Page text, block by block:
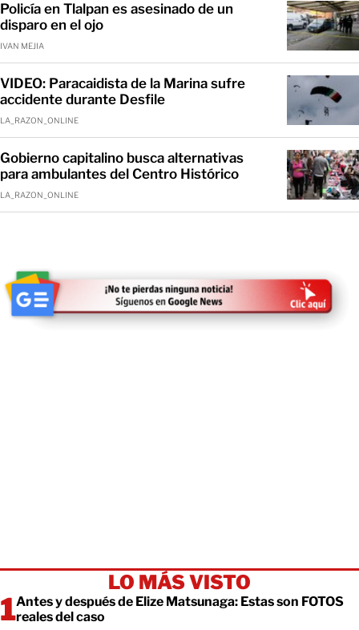
Policía en Tlalpan es asesinado de un
disparo en el ojo
IVAN MEJIA
VIDEO: Paracaidista de la Marina sufre
accidente durante Desfile
LA_RAZON_ONLINE
Gobierno capitalino busca alternativas
para ambulantes del Centro Histórico
LA_RAZON_ONLINE
LO MÁS VISTO
Antes y después de Elize Matsunaga: Estas son FOTOS
reales del caso